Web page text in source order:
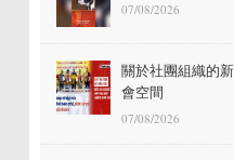
07/08/2026
關於社團組織的
會空間
07/08/2026